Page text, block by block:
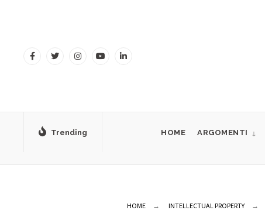
Trending HOME ARGOMENTI
HOME INTELLECTUAL PROPERTY